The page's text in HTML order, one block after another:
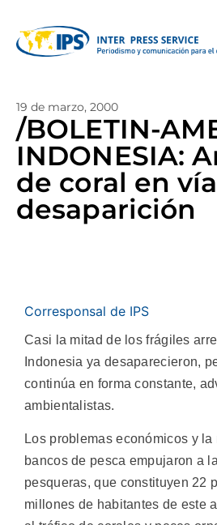
19 de marzo, 2000
/BOLETIN-
INDONESIA:
de coral en
desaparición
Corresponsal de IPS
Casi la mitad de los frágiles
Indonesia ya desaparecieron,
continúa en forma constante,
ambientalistas.
Los problemas económicos y
bancos de pesca empujaron a
pesqueras, que constituyen 22
millones de habitantes de este